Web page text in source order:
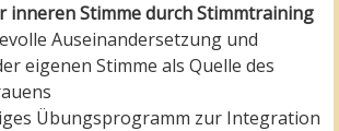
inneren Stimme durch Stimmtraining
Auseinandersetzung und
eigenen Stimme als Quelle des
Übungsprogramm zur Integration